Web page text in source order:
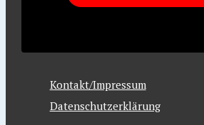
Kontakt/Impressum
Datenschutzerklärung